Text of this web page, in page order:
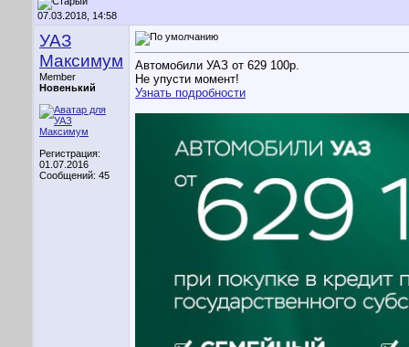
07.03.2018, 14:58
УАЗ
Максимум
Member
Новенький
Регистрация:
01.07.2016
Сообщений: 45
Автомобили УАЗ от 629 100р.
Не упусти момент!
Узнать подробности